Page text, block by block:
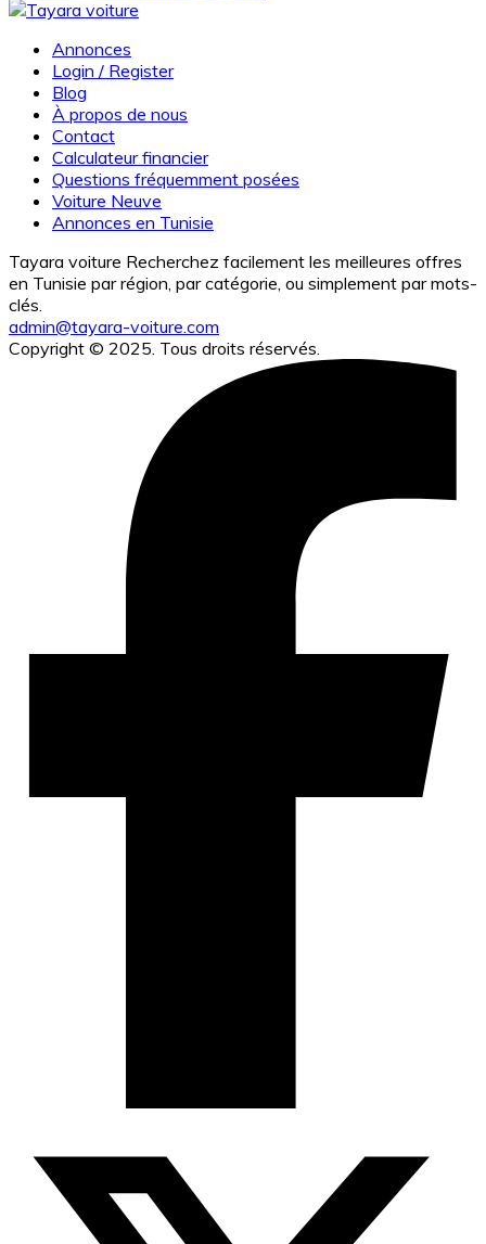
Annonces
Login / Register
Blog
À propos de nous
Contact
Calculateur financier
Questions fréquemment posées
Voiture Neuve
Annonces en Tunisie
Tayara voiture Recherchez facilement les meilleures offres
en Tunisie par région, par catégorie, ou simplement par mots-
clés.
admin@tayara-voiture.com
Copyright © 2025. Tous droits réservés.